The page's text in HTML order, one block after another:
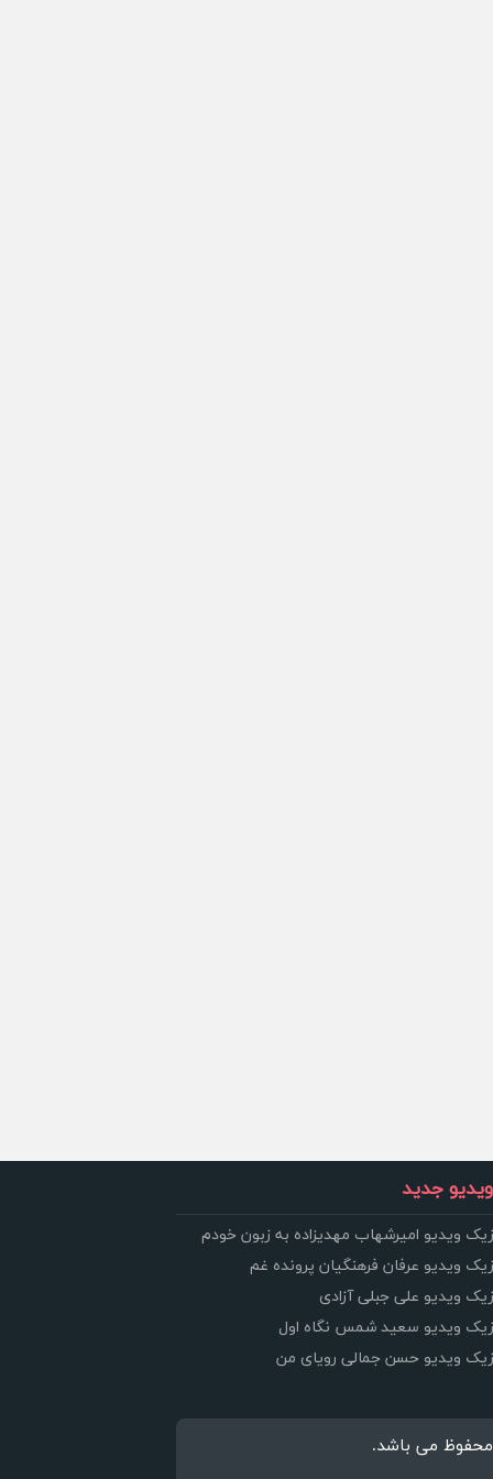
جدید
ویدیو امیرشهاب مهدیزاده به زبون خودم
ویدیو عرفان فرهنگیان پرونده غم
ویدیو علی جبلی آزادی
ویدیو سعید شمس نگاه اول
ویدیو حسن جمالی رویای من